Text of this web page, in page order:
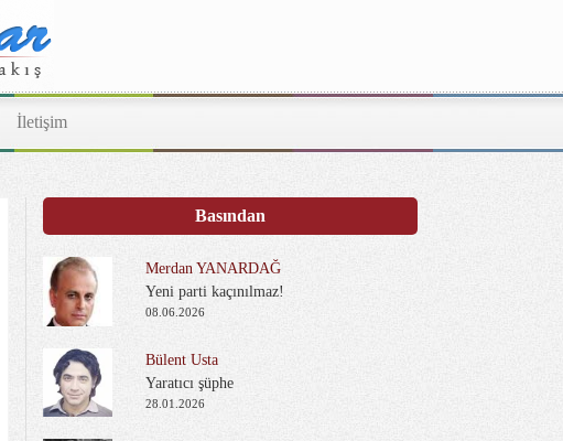
İletişim
Basından
Merdan YANARDAĞ
Yeni parti kaçınılmaz!
08.06.2026
Bülent Usta
Yaratıcı şüphe
28.01.2026